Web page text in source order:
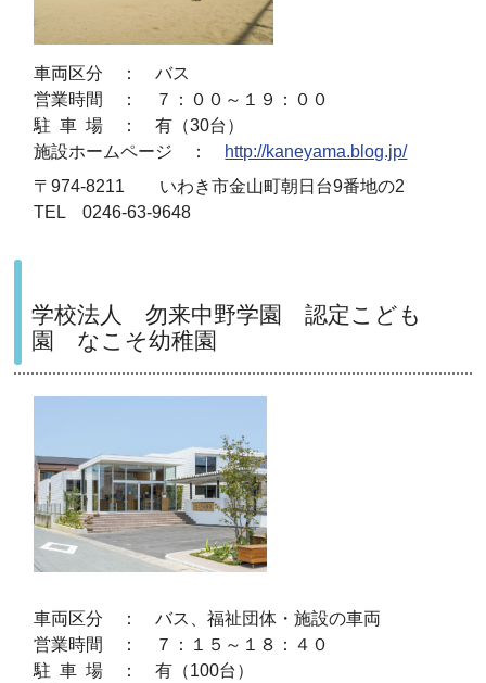
車両区分 ： バス
営業時間 ： ７：００～１９：００
駐 車 場 ： 有（30台）
施設ホームページ ： http://kaneyama.blog.jp/
〒974-8211 いわき市金山町朝日台9番地の2
TEL 0246-63-9648
学校法人 勿来中野学園 認定こども
園 なこそ幼稚園
車両区分 ： バス、福祉団体・施設の車両
営業時間 ： ７：１５～１８：４０
駐 車 場 ： 有（100台）